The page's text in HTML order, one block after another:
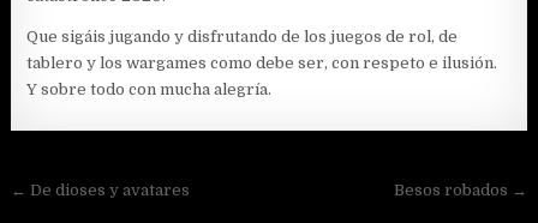
Que sigáis jugando y disfrutando de los juegos de rol, de
tablero y los wargames como debe ser, con respeto e ilusión.
Y sobre todo con mucha alegría.
Navegación
← De dioses y avatares Besos robados →